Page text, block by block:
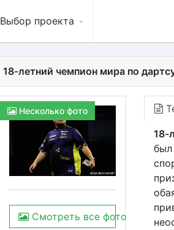
Выбор проекта
18-летний чемпион мира по
Несколько фото
Смотреть все фото
18-
был